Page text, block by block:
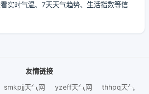
实时气温、7天天气趋势、生活指数等信
友情链接
smkpjj天气网 yzeff天气网 thhpq天气